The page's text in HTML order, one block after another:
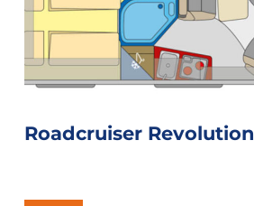
Roadcruiser Revolution